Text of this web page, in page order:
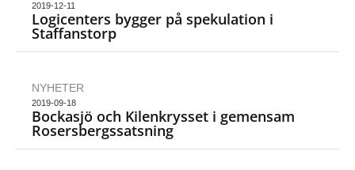
2019-12-11
Logicenters bygger på spekulation i
Staffanstorp
NYHETER
2019-09-18
Bockasjö och Kilenkrysset i gemensam
Rosersbergssatsning